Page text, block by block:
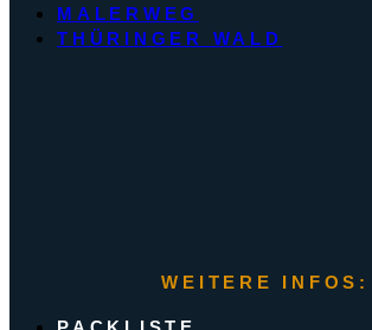
MALERWEG
THÜRINGER WALD
WEITERE INFOS: